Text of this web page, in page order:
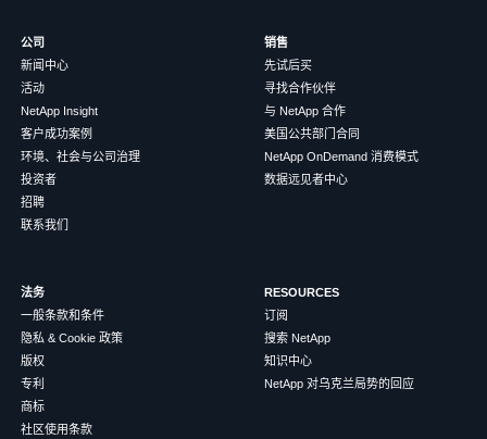
公司
新闻中心
活动
NetApp Insight
客户成功案例
环境、社会与公司治理
投资者
招聘
联系我们
销售
先试后买
寻找合作伙伴
与 NetApp 合作
美国公共部门合同
NetApp OnDemand 消费模式
数据远见者中心
法务
一般条款和条件
隐私 & Cookie 政策
版权
专利
商标
社区使用条款
RESOURCES
订阅
搜索 NetApp
知识中心
NetApp 对乌克兰局势的回应